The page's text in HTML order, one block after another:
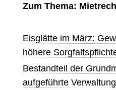
Zum Thema:
Eisglätte im März:
höhere
Bestandteil der
aufgeführte